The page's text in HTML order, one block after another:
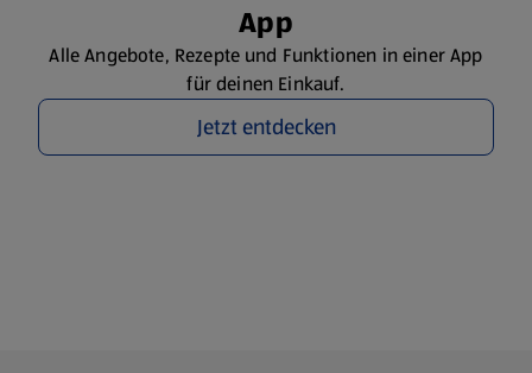
App
Alle Angebote, Rezepte und Funktionen in einer App
für deinen Einkauf.
Jetzt entdecken